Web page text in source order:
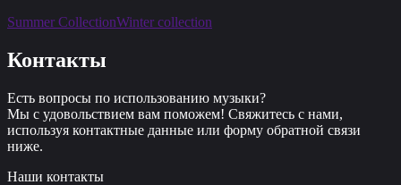
Summer CollectionWinter collection
Контакты
Есть вопросы по использованию музыки?
Мы с удовольствием вам поможем! Свяжитесь с нами,
используя контактные данные или форму обратной связи
ниже.
Наши контакты